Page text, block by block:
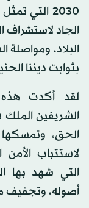
2030 التي
الجاد
البلاد،
بثوابت ديننا
لقد أكدت هذه
الشريفين
الحق،
لاستتباب الأمن
التي شهد بها
أصوله، وتجفيف